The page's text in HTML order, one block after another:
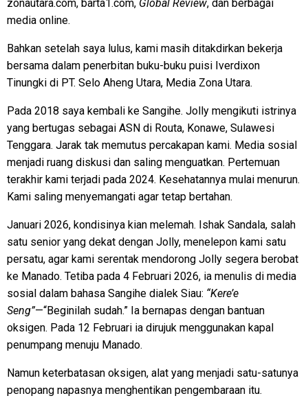
zonautara.com, barta1.com, Global Review, dan berbagai
media online.
Bahkan setelah saya lulus, kami masih ditakdirkan bekerja
bersama dalam penerbitan buku-buku puisi Iverdixon
Tinungki di PT. Selo Aheng Utara, Media Zona Utara.
Pada 2018 saya kembali ke Sangihe. Jolly mengikuti istrinya
yang bertugas sebagai ASN di Routa, Konawe, Sulawesi
Tenggara. Jarak tak memutus percakapan kami. Media sosial
menjadi ruang diskusi dan saling menguatkan. Pertemuan
terakhir kami terjadi pada 2024. Kesehatannya mulai menurun.
Kami saling menyemangati agar tetap bertahan.
Januari 2026, kondisinya kian melemah. Ishak Sandala, salah
satu senior yang dekat dengan Jolly, menelepon kami satu
persatu, agar kami serentak mendorong Jolly segera berobat
ke Manado. Tetiba pada 4 Februari 2026, ia menulis di media
sosial dalam bahasa Sangihe dialek Siau: “Kere’e
Seng”—“Beginilah sudah.” Ia bernapas dengan bantuan
oksigen. Pada 12 Februari ia dirujuk menggunakan kapal
penumpang menuju Manado.
Namun keterbatasan oksigen, alat yang menjadi satu-satunya
penopang napasnya menghentikan pengembaraan itu.